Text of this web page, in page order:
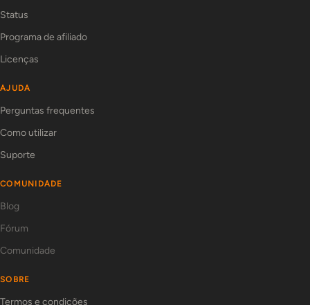
Status
Programa de afiliado
Licenças
AJUDA
Perguntas frequentes
Como utilizar
Suporte
COMUNIDADE
Blog
Fórum
Comunidade
SOBRE
Termos e condições